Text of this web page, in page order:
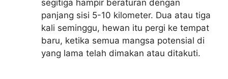
segitiga hampir beraturan dengan
panjang sisi 5-10 kilometer. Dua atau tiga
kali seminggu, hewan itu pergi ke tempat
baru, ketika semua mangsa potensial di
yang lama telah dimakan atau ditakuti.